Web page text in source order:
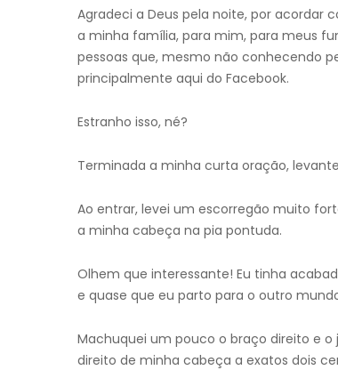
Agradeci a Deus pela noite, por acordar
a minha família, para mim, para meus
pessoas que, mesmo não conhecendo
principalmente aqui do Facebook.
Estranho isso, né?
Terminada a minha curta oração,
Ao entrar, levei um escorregão muito
a minha cabeça na pia pontuda.
Olhem que interessante! Eu tinha
e quase que eu parto para o outro
Machuquei um pouco o braço direito e
direito de minha cabeça a exatos dois